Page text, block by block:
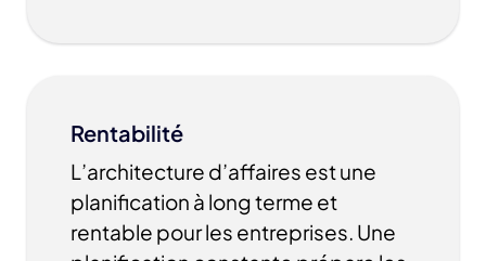
Rentabilité
L’architecture d’affaires est une
planification à long terme et
rentable pour les entreprises. Une